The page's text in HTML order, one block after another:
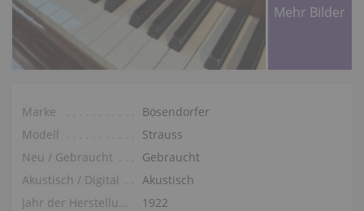
Mehr Bilder
Marke
Bösendorfer
Modell
Strauss
Neu / Gebraucht
Gebraucht
Akustisch / Digital
Akustisch
Jahr der Herstellung
1922